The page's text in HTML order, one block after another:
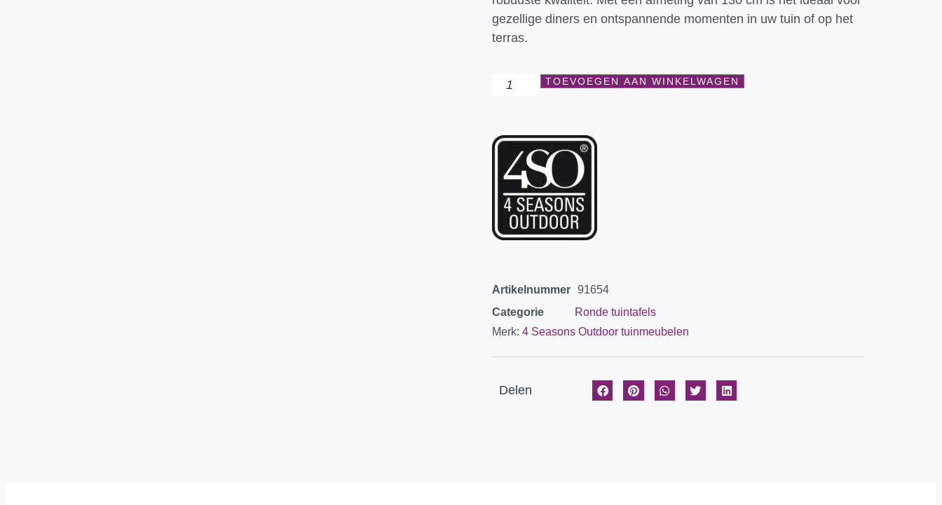
gezellige diners en ontspannende momenten in uw tuin of op het
terras.
TOEVOEGEN AAN WINKELWAGEN
Artikelnummer 91654
Categorie
Ronde tuintafels
Merk: 4 Seasons Outdoor tuinmeubelen
Delen